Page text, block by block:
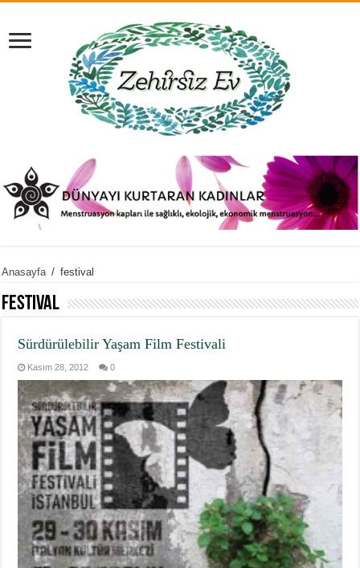
Anasayfa / festival
festival
Sürdürülebilir Yaşam Film Festivali
Kasım 28, 2012 0